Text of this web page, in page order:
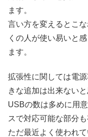
ます。
言い方を変えるとこ
くの人が使い易いと
ます。
拡張性に関しては電
きな追加は出来ないと
USBの数は多めに用
スで対応可能な部分も
ただ最近よく使われ